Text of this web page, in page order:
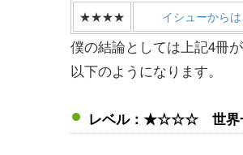
★★★★
イシューから
僕の結論としては上記4冊
以下のようになります。
レベル：★☆☆☆ 世界一